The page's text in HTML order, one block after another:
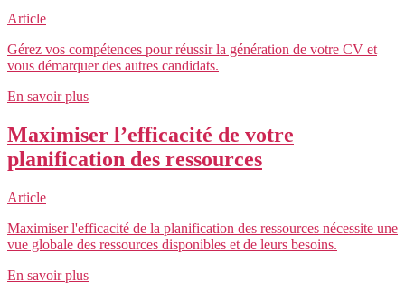
Article
Gérez vos compétences pour réussir la génération de votre CV et
vous démarquer des autres candidats.
En savoir plus
Maximiser l’efficacité de votre
planification des ressources
Article
Maximiser l'efficacité de la planification des ressources nécessite une
vue globale des ressources disponibles et de leurs besoins.
En savoir plus